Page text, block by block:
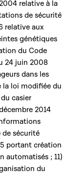
relative à la
de sécurité
relative aux
génétiques
du Code
24 juin 2008
dans les
la loi modifiée du
casier
2014
sécurité
portant création
automatisés ; 11)
du